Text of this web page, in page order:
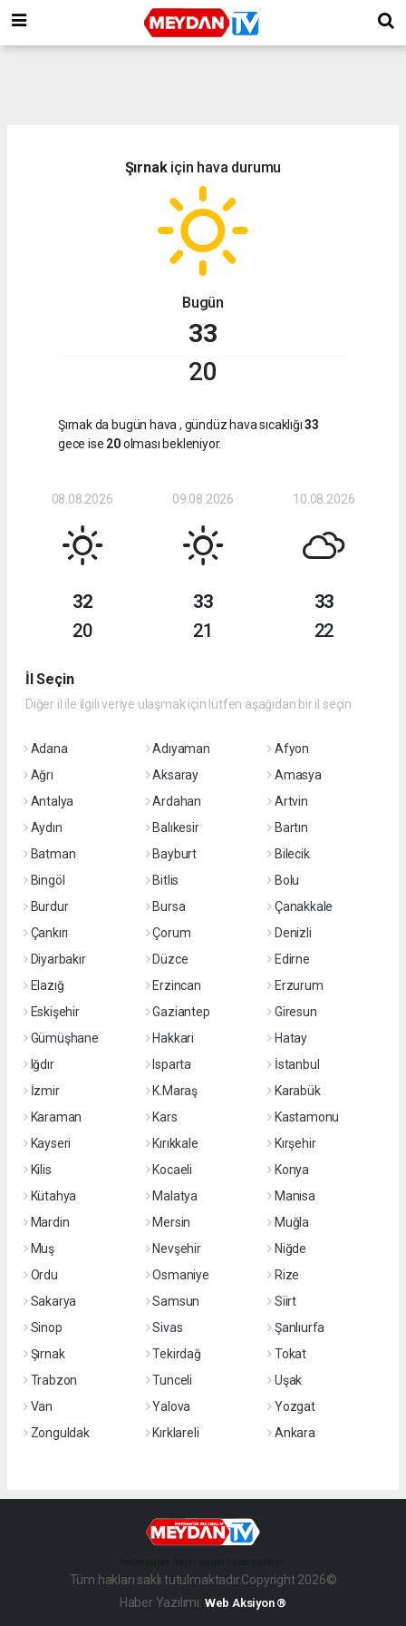
Şırnakiçin hava durumu
Bugün
33
20
Şırnak da bugün hava , gündüz hava sıcaklığı33
gece ise 20olması bekleniyor.
08.08.2026
32
20
09.08.2026
33
21
10.08.2026
33
22
İl Seçin
Diğer il ile ilgili veriye ulaşmak için lütfen aşağıdan bir il seçin
Adana Adıyaman
Afyon
Ağrı
Aksaray
Amasya
Antalya
Ardahan
Artvin
Aydın
Balıkesir
Bartın
Batman
Bayburt
Bilecik
Bingöl
Bitlis
Bolu
Burdur
Bursa
Çanakkale
Çankırı
Çorum
Denizli
Diyarbakır
Düzce
Edirne
Elazığ
Erzincan
Erzurum
Eskişehir
Gaziantep
Giresun
Gümüşhane
Hakkari
Hatay
Iğdır
Isparta
İstanbul
İzmir
K.Maraş
Karabük
Karaman
Kars
Kastamonu
Kayseri
Kırıkkale
Kırşehir
Kilis
Kocaeli
Konya
Kütahya
Malatya
Manisa
Mardin
Mersin
Muğla
Muş
Nevşehir
Niğde
Ordu
Osmaniye
Rize
Sakarya
Samsun
Siirt
Sinop
Sivas
Şanlıurfa
Şırnak
Tekirdağ
Tokat
Trabzon
Tunceli
Uşak
Van
Yalova
Yozgat
Zonguldak
Kırklareli Ankara
Tüm hakları saklı tutulmaktadır.Copyright 2026©
Haber Yazılımı: Web Aksiyon ®